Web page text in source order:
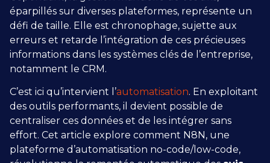
éparpillés sur diverses plateformes, représente un
défi de taille. Elle est chronophage, sujette aux
erreurs et retarde l’intégration de ces précieuses
informations dans les systèmes clés de l’entreprise,
notamment le CRM.
C’est ici qu’intervient l’automatisation. En exploitant
des outils performants, il devient possible de
centraliser ces données et de les intégrer sans
effort. Cet article explore comment N8N, une
plateforme d’automatisation no-code/low-code,